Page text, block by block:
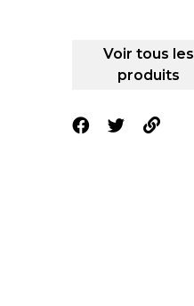
Voir tous les
produits